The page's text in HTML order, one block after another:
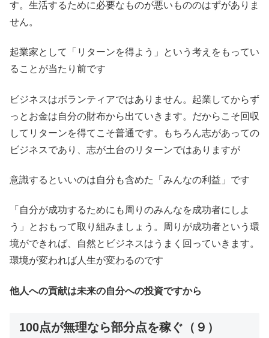
す。生活するために必要なものが悪いもののはずがありま
せん。
起業家として「リターンを得よう」という考えをもってい
ることが当たり前です
ビジネスはボランティアではありません。起業してからず
っとお金は自分の財布から出ていきます。だからこそ回収
してリターンを得てこそ普通です。もちろん志があっての
ビジネスであり、志が土台のリターンではありますが
意識するといいのは自分も含めた「みんなの利益」です
「自分が成功するためにも周りのみんなを成功者にしよ
う」とおもって取り組みましょう。周りが成功者という環
境ができれば、自然とビジネスはうまく回っていきます。
環境が変われば人生が変わるのです
他人への貢献は未来の自分への投資ですから
100点が無理なら部分点を稼ぐ（９）